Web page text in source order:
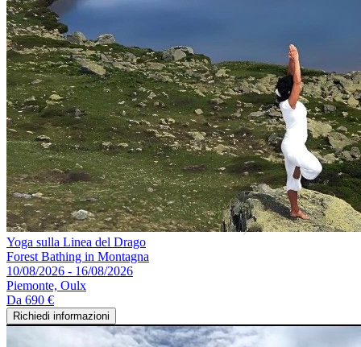
Yoga sulla Linea del Drago
Forest Bathing in Montagna
10/08/2026 - 16/08/2026
Piemonte, Oulx
Da 690 €
Richiedi informazioni